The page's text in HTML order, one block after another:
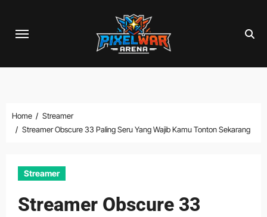
content
Home
Streamer
Streamer Obscure 33 Paling Seru Yang Wajib Kamu Tonton Sekarang
Streamer
Streamer Obscure 33